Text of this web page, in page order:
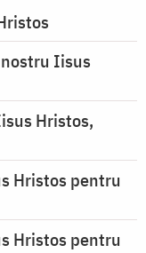
Iisus
Hristos,
Hristos pentru
Hristos pentru